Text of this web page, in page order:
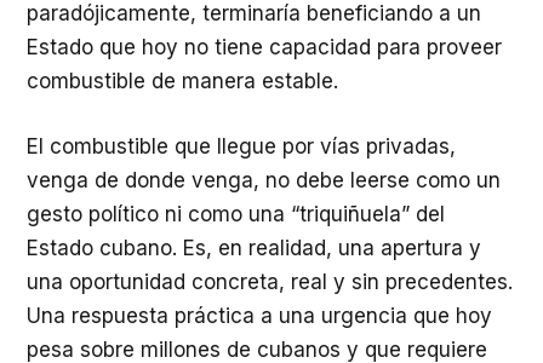
paradójicamente, terminaría beneficiando a un
Estado que hoy no tiene capacidad para proveer
combustible de manera estable.
El combustible que llegue por vías privadas,
venga de donde venga, no debe leerse como un
gesto político ni como una “triquiñuela” del
Estado cubano. Es, en realidad, una apertura y
una oportunidad concreta, real y sin precedentes.
Una respuesta práctica a una urgencia que hoy
pesa sobre millones de cubanos y que requiere